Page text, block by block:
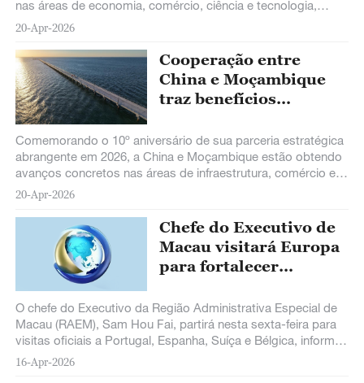
nas áreas de economia, comércio, ciência e tecnologia,
cultura, educação e outras ao longo dos anos.
20-Apr-2026
Cooperação entre
China e Moçambique
traz benefícios
desenvolvimento
Comemorando o 10º aniversário de sua parceria estratégica
abrangente em 2026, a China e Moçambique estão obtendo
avanços concretos nas áreas de infraestrutura, comércio e
intercâmbios entre os povos, impulsionando o
desenvolvimento local e melhorando as condições de vida
da população.
20-Apr-2026
Chefe do Executivo de
Macau visitará Europa
para fortalecer
O chefe do Executivo da Região Administrativa Especial de
Macau (RAEM), Sam Hou Fai, partirá nesta sexta-feira para
visitas oficiais a Portugal, Espanha, Suíça e Bélgica, informou
o governo da RAEM nesta quinta-feira.
16-Apr-2026